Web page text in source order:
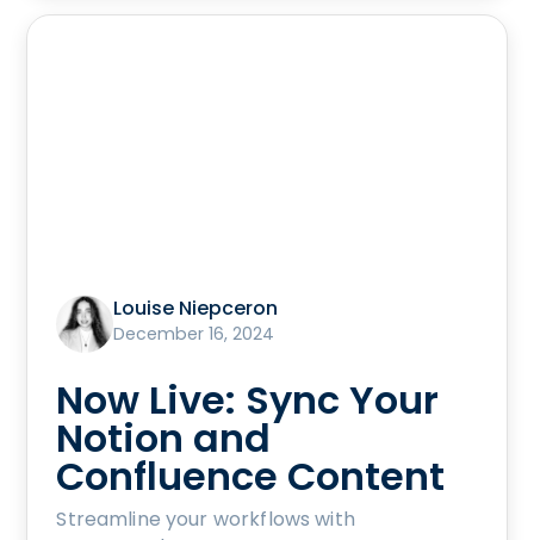
Louise Niepceron
December 16, 2024
Now Live: Sync Your
Notion and
Confluence Content
Streamline your workflows with